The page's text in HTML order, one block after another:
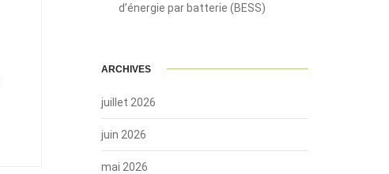
d’énergie par batterie (BESS)
ARCHIVES
juillet 2026
juin 2026
mai 2026